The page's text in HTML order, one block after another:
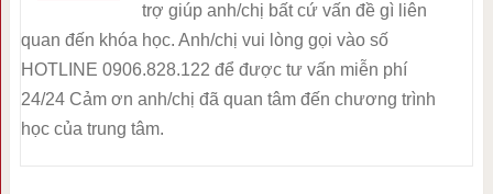
trợ giúp anh/chị bất cứ vấn đề gì liên
quan đến khóa học. Anh/chị vui lòng gọi vào số
HOTLINE 0906.828.122 để được tư vấn miễn phí
24/24 Cảm ơn anh/chị đã quan tâm đến chương trình
học của trung tâm.